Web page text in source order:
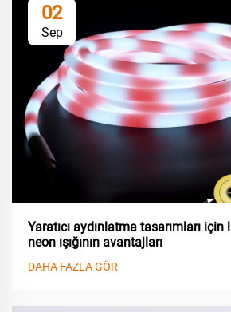
02
Sep
Yaratıcı aydınlatma tasarımları
neon ışığının avantajları
DAHA FAZLA GÖR